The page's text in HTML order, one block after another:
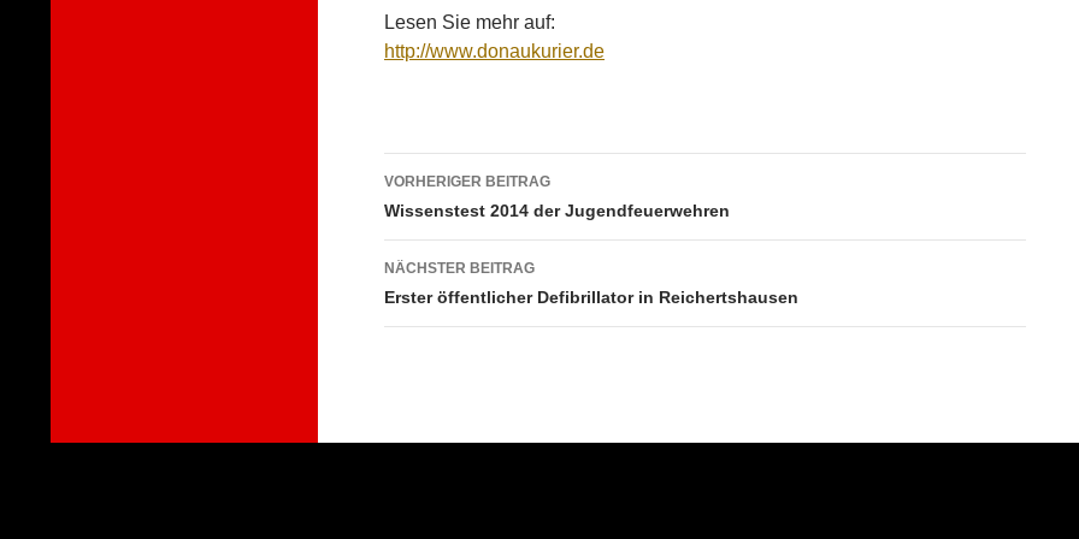
Lesen Sie mehr auf:
http://www.donaukurier.de
Beitragsnavigation
VORHERIGER BEITRAG
Wissenstest 2014 der Jugendfeuerwehren
NÄCHSTER BEITRAG
Erster öffentlicher Defibrillator in Reichertshausen